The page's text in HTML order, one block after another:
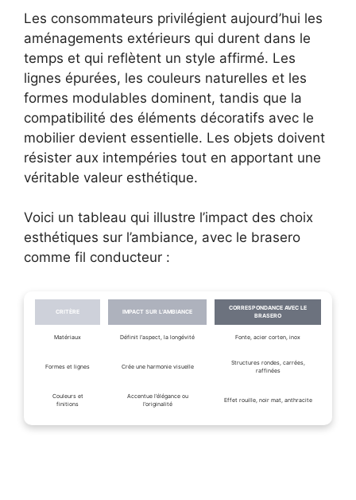
Les consommateurs privilégient aujourd’hui les
aménagements extérieurs qui durent dans le
temps et qui reflètent un style affirmé. Les
lignes épurées, les couleurs naturelles et les
formes modulables dominent, tandis que la
compatibilité des éléments décoratifs avec le
mobilier devient essentielle. Les objets doivent
résister aux intempéries tout en apportant une
véritable valeur esthétique.
Voici un tableau qui illustre l’impact des choix
esthétiques sur l’ambiance, avec le brasero
comme fil conducteur :
CRITÈRE IMPACT SUR L’AMBIANCE
CORRESPONDANCE AVEC LE
BRASERO
Matériaux Définit l’aspect, la longévité Fonte, acier corten, inox
Formes et lignes Crée une harmonie visuelle
Structures rondes, carrées,
raffinées
Couleurs et
finitions
Accentue l’élégance ou
l’originalité
Effet rouille, noir mat, anthracite